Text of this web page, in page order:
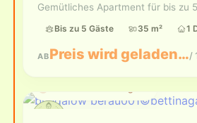
Gemütliches Apartment für bis zu
Bis zu 5 Gäste 35 m² 1
ABPreis wird geladen…/